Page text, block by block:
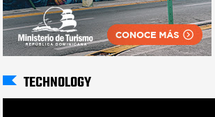
TECHNOLOGY